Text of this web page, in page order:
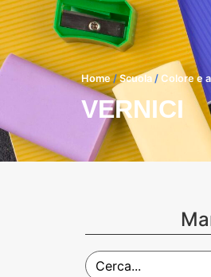
Home/Scuola / Colore e
VERNICI